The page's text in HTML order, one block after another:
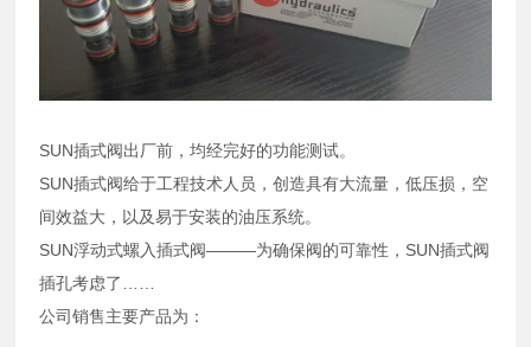
SUN插式阀出厂前，均经完好的功能测试。
SUN插式阀给于工程技术人员，创造具有大流量，低压损，空
间效益大，以及易于安装的油压系统。
SUN浮动式螺入插式阀———为确保阀的可靠性，SUN插式阀
插孔考虑了……
公司销售主要产品为：